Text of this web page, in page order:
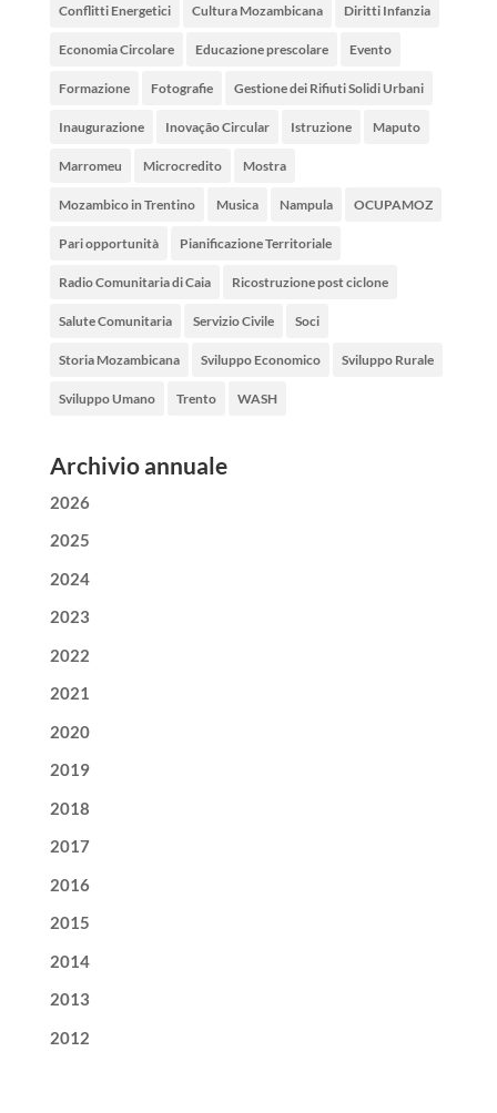
Conflitti Energetici Cultura Mozambicana Diritti Infanzia
Economia Circolare Educazione prescolare Evento
Formazione Fotografie Gestione dei Rifiuti Solidi Urbani
Inaugurazione Inovação Circular Istruzione Maputo
Marromeu Microcredito Mostra
Mozambico in Trentino Musica Nampula OCUPAMOZ
Pari opportunità Pianificazione Territoriale
Radio Comunitaria di Caia Ricostruzione post ciclone
Salute Comunitaria Servizio Civile Soci
Storia Mozambicana Sviluppo Economico Sviluppo Rurale
Sviluppo Umano Trento WASH
Archivio annuale
2026
2025
2024
2023
2022
2021
2020
2019
2018
2017
2016
2015
2014
2013
2012